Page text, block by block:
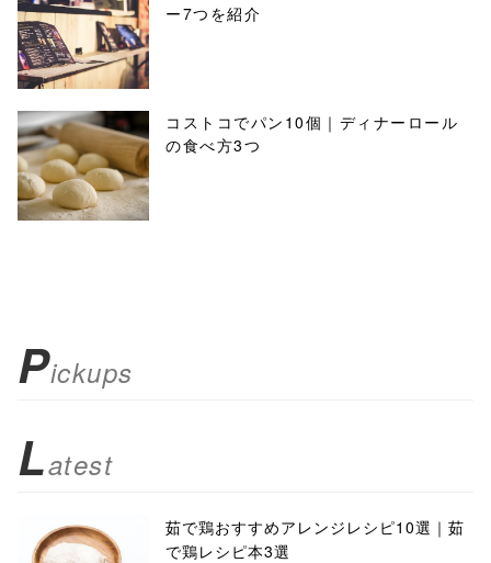
ー7つを紹介
コストコでパン10個｜ディナーロール
の食べ方3つ
Pickups
Latest
茹で鶏おすすめアレンジレシピ10選｜茹
で鶏レシピ本3選